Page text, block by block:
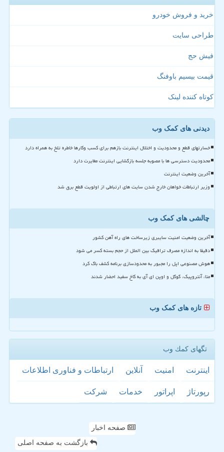
خرید و فروش خودرو
طراحی سایت
فیش حج
قیمت بیسیم باوفنگ
کوتاه کننده لینک
دیدنی های کمک وب
خسارتهای قطع و محدودیت و اختلال اینترنت بازهم برای کسب وکارها خاطره تلخ به همراه دارد
محدودیت دسترسی ها با مصوبه جلسه بازگشایی اینترنت مغایرت دارد
آخرین وضعیت اینترنت
وزیر ارتباطات خواهان خارج شدن سایت های ارتباطی از اولویت قطع برق شد
چالشی های کمک وب
آخرین وضعیت امنیت سایبری زیرساخت های راه آهن کشور
دقیقا به اندازه مصرف ترافیک بین الملل از حجم بسته کسر می شود
هوش مصنوعی اپل را مجبور به محدودسازی برنامه کشف باگ کرد
متا، آنتروپیک، گوگل و اوپن ای آی به کاخ سفید احضار شدند
تازه های کمک وب
تگهای كمك وب
اینترنت امنیت آنلاین ارتباطات و فناوری اطلاعات
رپورتاژ اپراتور خدمات شركت
صفحه اخبار
بازگشت به صفحه اصلی